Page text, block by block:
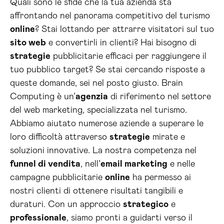
Quali sono le sfide che la tua azienda sta
affrontando nel panorama competitivo del turismo
online? Stai lottando per attrarre visitatori sul tuo
sito web e convertirli in clienti? Hai bisogno di
strategie pubblicitarie efficaci per raggiungere il
tuo pubblico target? Se stai cercando risposte a
queste domande, sei nel posto giusto. Brain
Computing è un’agenzia di riferimento nel settore
del web marketing, specializzata nel turismo.
Abbiamo aiutato numerose aziende a superare le
loro difficoltà attraverso strategie mirate e
soluzioni innovative. La nostra competenza nel
funnel di vendita, nell’email marketing e nelle
campagne pubblicitarie online ha permesso ai
nostri clienti di ottenere risultati tangibili e
duraturi. Con un approccio strategico e
professionale, siamo pronti a guidarti verso il